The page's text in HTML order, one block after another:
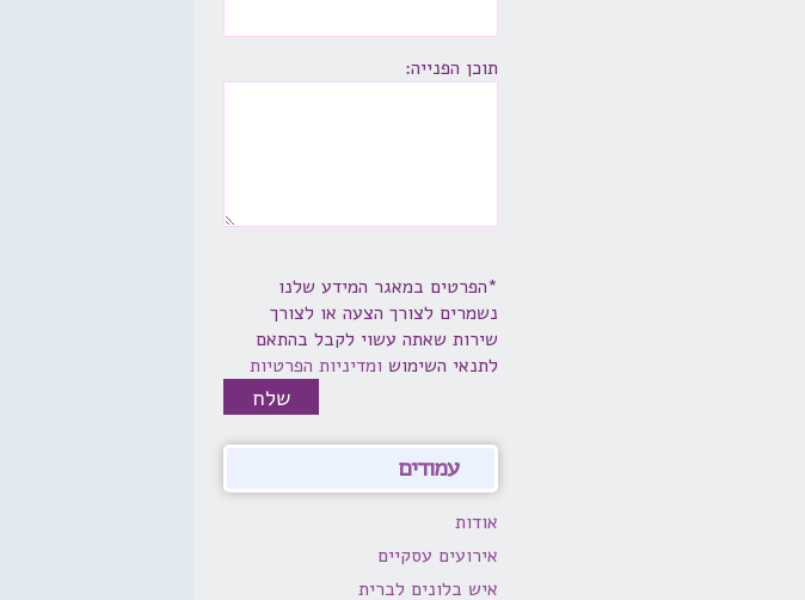
תוכן הפנייה:
*הפרטים במאגר המידע שלנו
נשמרים לצורך הצעה או לצורך
שירות שאתה עשוי לקבל בהתאם
לתנאי השימוש ומדיניות הפרטיות
עמודים
אודות
אירועים עסקיים
איש בלונים לברית